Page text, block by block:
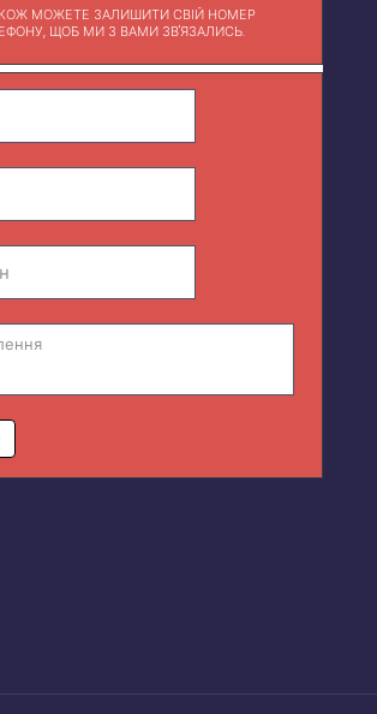
МОЖЕТЕ ЗАЛИШИТИ СВІЙ НОМЕР
ЩОБ МИ З ВАМИ ЗВ'ЯЗАЛИСЬ.